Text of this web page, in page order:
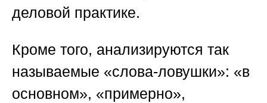
деловой практике.
Кроме того, анализируются так
называемые «слова-ловушки»: «в
основном», «примерно»,